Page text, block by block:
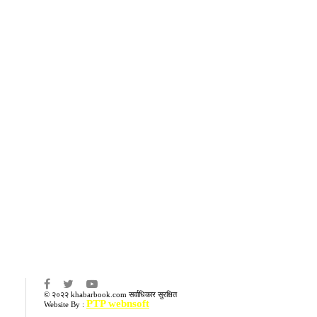
© २०२२ khabarbook.com सर्वाधिकार सुरक्षित
Website By : PTP webnsoft